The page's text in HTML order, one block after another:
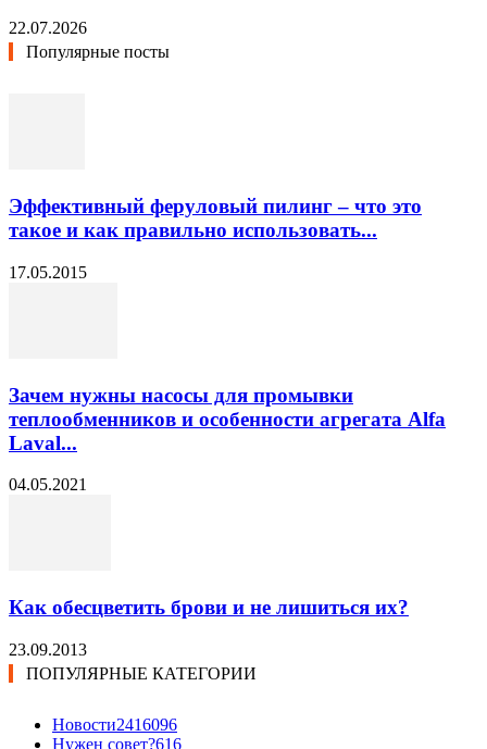
22.07.2026
Популярные посты
Эффективный феруловый пилинг – что это
такое и как правильно использовать...
17.05.2015
Зачем нужны насосы для промывки
теплообменников и особенности агрегата Alfa
Laval...
04.05.2021
Как обесцветить брови и не лишиться их?
23.09.2013
ПОПУЛЯРНЫЕ КАТЕГОРИИ
Новости2416096
Нужен совет?616